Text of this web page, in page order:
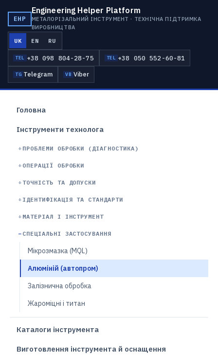
EHP
Engineering Helper Platform
МЕТАЛОРІЗАЛЬНИЙ ІНСТРУМЕНТ · ТЕХНІЧНА ПІДТРИМКА
ВИРОБНИЦТВА
UK EN RU
TEL +38 098 804-28-75 TEL +38 050 552-60-81
TG Telegram VB Viber
Головна
Інструменти технолога
ПРОБЛЕМИ ОБРОБКИ (ДІАГНОСТИКА)
ОПЕРАЦІЇ ОБРОБКИ
ТОЧНІСТЬ ТА ДОПУСКИ
ІДЕНТИФІКАЦІЯ ТА СТАНДАРТИ
МАТЕРІАЛ І ІНСТРУМЕНТ
СПЕЦІАЛЬНІ ЗАСТОСУВАННЯ
Мікрозмазка (MQL)
Алюміній (автопром)
Залізнична обробка
Жароміцні і титан
Каталоги інструмента
Виготовлення інструмента й оснащення